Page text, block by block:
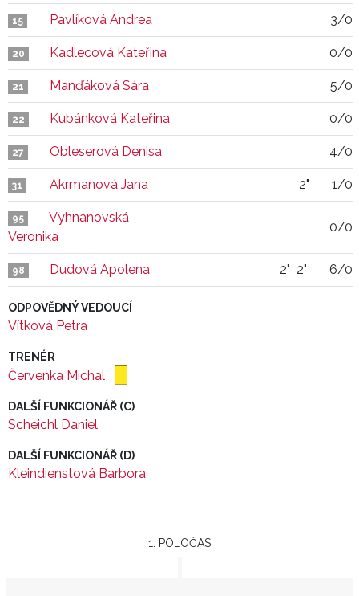
15 Pavlíková Andrea 3/0
20 Kadlecová Kateřina 0/0
21 Manďáková Sára 5/0
22 Kubánková Kateřina 0/0
27 Obleserová Denisa 4/0
31 Akrmanová Jana 2" 1/0
95
Vyhnanovská
Veronika
0/0
98 Dudová Apolena 2" 2" 6/0
ODPOVĚDNÝ VEDOUCÍ
Vítková Petra
TRENÉR
Červenka Michal
DALŠÍ FUNKCIONÁŘ (C)
Scheichl Daniel
DALŠÍ FUNKCIONÁŘ (D)
Kleindienstová Barbora
1. POLOČAS